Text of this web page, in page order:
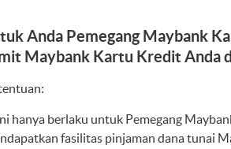
Anda Pemegang Maybank
Maybank Kartu Kredit Anda
hanya berlaku untuk Pemegang
fasilitas pinjaman dana tunai